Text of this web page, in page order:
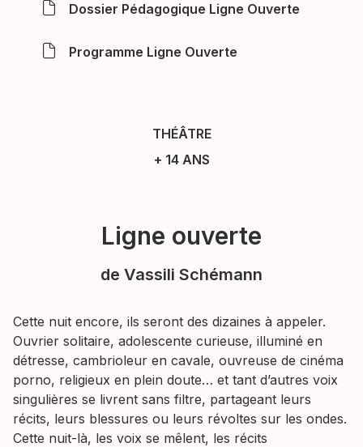
Dossier Pédagogique Ligne Ouverte
Programme Ligne Ouverte
THÉÂTRE
+ 14 ANS
Ligne ouverte
de Vassili Schémann
Cette nuit encore, ils seront des dizaines à appeler.
Ouvrier solitaire, adolescente curieuse, illuminé en
détresse, cambrioleur en cavale, ouvreuse de cinéma
porno, religieux en plein doute… et tant d’autres voix
singulières se livrent sans filtre, partageant leurs
récits, leurs blessures ou leurs révoltes sur les ondes.
Cette nuit-là, les voix se mêlent, les récits